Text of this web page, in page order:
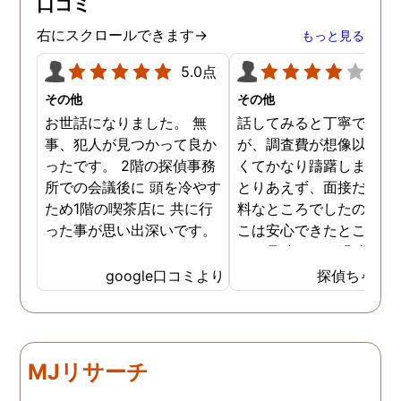
右にスクロールできます→ もっと見る
5.0点
その他
お世話になりました。 無
事、犯人が見つかって良か
ったです。 2階の探偵事務
所での会議後に 頭を冷やす
ため1階の喫茶店に 共に行
った事が思い出深いです。
google口コミより
その他
話してみると丁寧でした
が、調査費が想像以上に
くてかなり躊躇しました
とりあえず、面接だけは
料なところでしたので、
こは安心できたところで
た。見積もりは明確でし
のでそこは信頼できまし
た。ある程度自信がある
柄に関して、その証拠を
使わないと、調査費のみ
探偵ちゃん
MJリサーチ